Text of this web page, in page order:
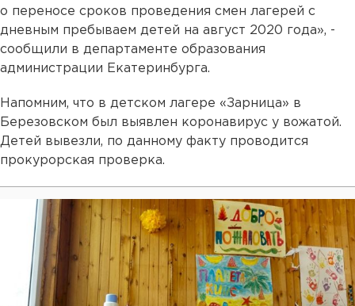
о переносе сроков проведения смен лагерей с
дневным пребываем детей на август 2020 года», -
сообщили в департаменте образования
администрации Екатеринбурга.
Напомним, что в детском лагере «Зарница» в
Березовском был выявлен коронавирус у вожатой.
Детей вывезли, по данному факту проводится
прокурорская проверка.